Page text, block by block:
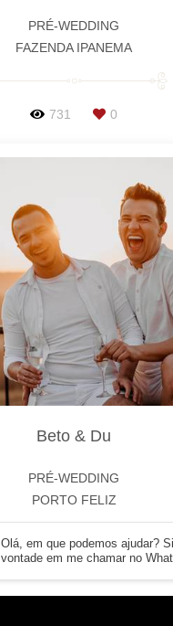
PRÉ-WEDDING
FAZENDA IPANEMA
731 0
Beto & Du
PRÉ-WEDDING
PORTO FELIZ
673 0
Olá, em que podemos ajudar?
vontade em me chamar no